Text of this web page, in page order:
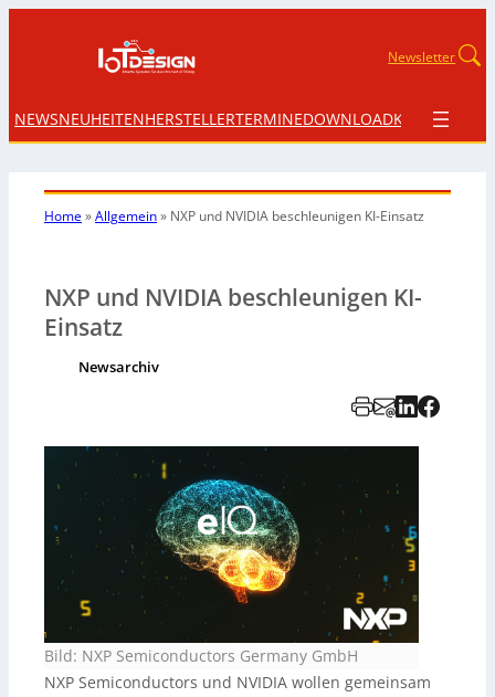
Newsletter
NEWSNEUHEITENHERSTELLERTERMINEDOWNLOADKONTAKT
Home»Allgemein» NXP und NVIDIA beschleunigen KI-Einsatz
NXP und NVIDIA beschleunigen KI-
Einsatz
Newsarchiv
Bild: NXP Semiconductors Germany GmbH
NXP Semiconductors und NVIDIA wollen gemeinsam